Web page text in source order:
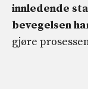
innledende
bevegelsen
gjøre